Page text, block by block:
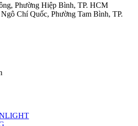
Phường Hiệp Bình, TP. HCM
Chí Quốc, Phường Tam Bình, TP.